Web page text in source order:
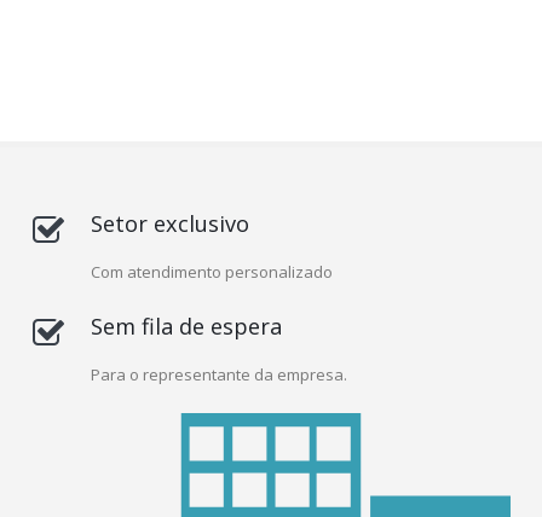
Setor exclusivo
Com atendimento personalizado
Sem fila de espera
Para o representante da empresa.